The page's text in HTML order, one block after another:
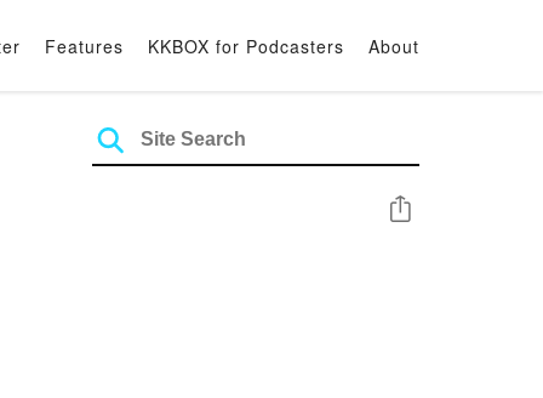
Features KKBOX for Podcasters About
Share